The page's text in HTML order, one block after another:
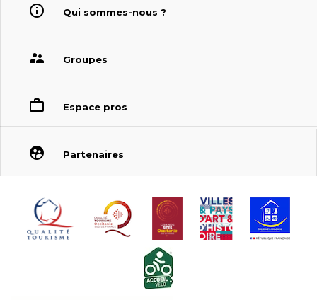
Qui sommes-nous ?
Groupes
Espace pros
Partenaires